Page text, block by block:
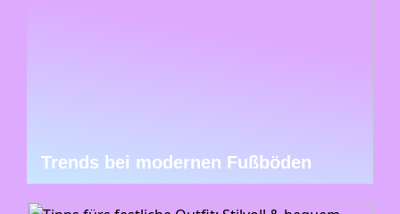
Trends bei modernen Fußböden